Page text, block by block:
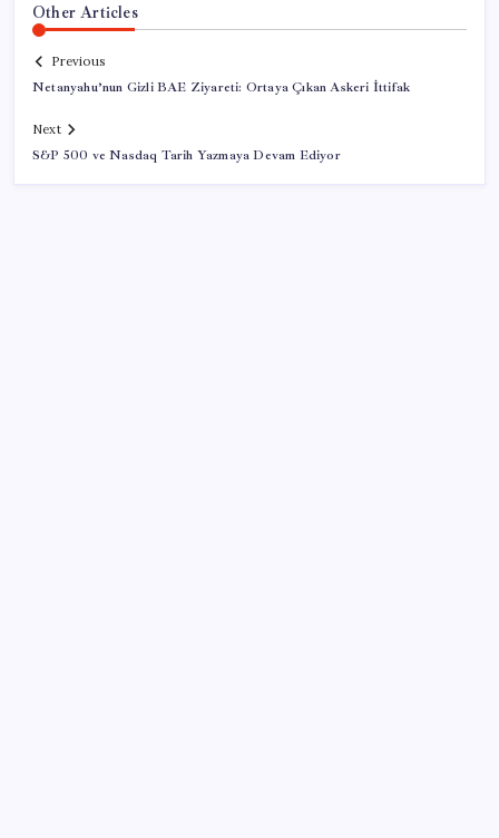
Other Articles
Previous
Netanyahu’nun Gizli BAE Ziyareti: Ortaya Çıkan Askeri İttifak
Next
S&P 500 ve Nasdaq Tarih Yazmaya Devam Ediyor